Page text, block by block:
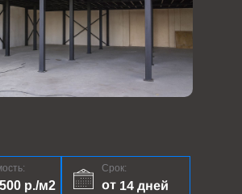
Срок:
от 14 дней
р./м2